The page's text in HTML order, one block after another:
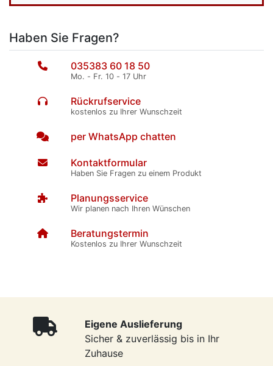
Haben Sie Fragen?
035383 60 18 50
Mo. - Fr. 10 - 17 Uhr
Rückrufservice
kostenlos zu Ihrer Wunschzeit
per WhatsApp chatten
Kontaktformular
Haben Sie Fragen zu einem Produkt
Planungsservice
Wir planen nach Ihren Wünschen
Beratungstermin
Kostenlos zu Ihrer Wunschzeit
Eigene Auslieferung
Sicher & zuverlässig bis in Ihr
Zuhause